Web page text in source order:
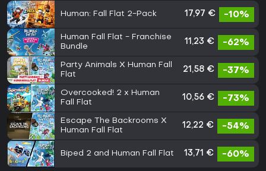
Human: Fall Flat 2-Pack 17,97 € -10%
Human Fall Flat - Franchise
Bundle
11,23 € -62%
Party Animals X Human Fall
Flat
21,58 € -37%
Overcooked! 2 x Human
Fall Flat
10,56 € -73%
Escape The Backrooms X
Human Fall Flat
12,22 € -54%
Biped 2 and Human Fall Flat 13,71 € -60%